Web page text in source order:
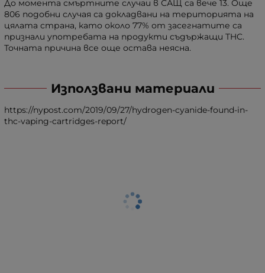
До момента смъртните случаи в САЩ са вече 13. Още
806 подобни случая са докладвани на територията на
цялата страна, като около 77% от засегнатите са
признали употребата на продукти съдържащи THC.
Точната причина все още остава неясна.
Използвани материали
https://nypost.com/2019/09/27/hydrogen-cyanide-found-in-
thc-vaping-cartridges-report/